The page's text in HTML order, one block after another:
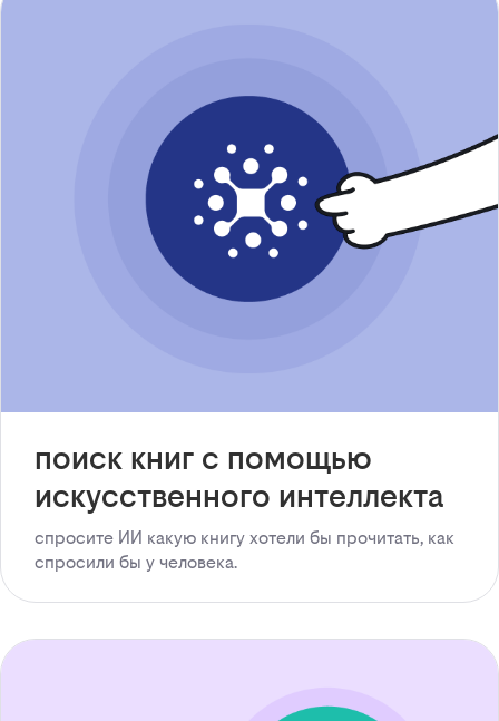
поиск книг с помощью
искусственного интеллекта
спросите ИИ какую книгу хотели бы прочитать, как
спросили бы у человека.